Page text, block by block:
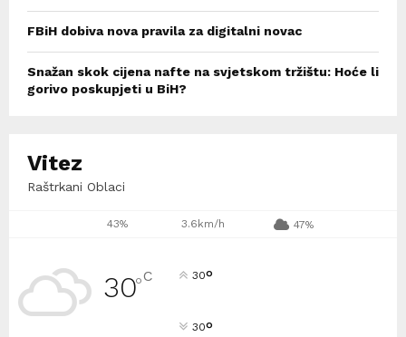
FBiH dobiva nova pravila za digitalni novac
Snažan skok cijena nafte na svjetskom tržištu: Hoće li
gorivo poskupjeti u BiH?
Vitez
Raštrkani Oblaci
43% 3.6km/h 47%
30°C 30°
30°